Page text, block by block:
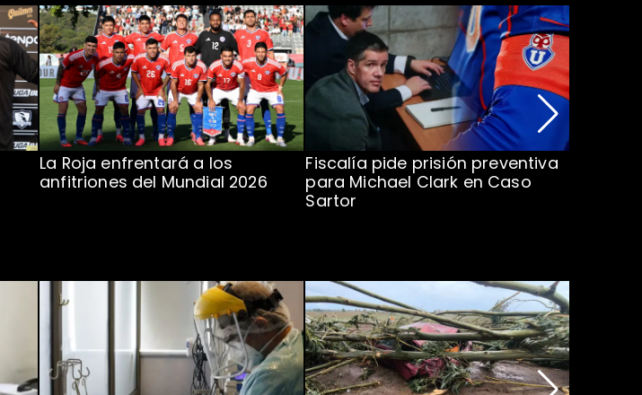
La Roja enfrentará a los
anfitriones del Mundial 2026
Fiscalía pide prisión preventiva
para Michael Clark en Caso
Sartor